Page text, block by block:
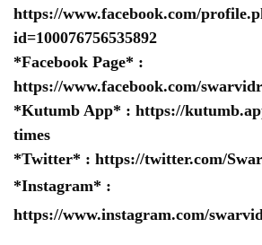
https://www.facebook.com/
id=100076756535892
*Facebook Page* :
https://www.facebook.com/
*Kutumb App* : https://
times
*Twitter* : https://twitter.com/
*Instagram* :
https://www.instagram.com/